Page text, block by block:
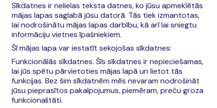
Sīkdatnes ir nelielas teksta datnes, ko jūsu apmeklētās
mājas lapas saglabā jūsu datorā. Tās tiek izmantotas,
lai nodrošinātu mājas lapas darbību, kā arī lai sniegtu
informāciju vietnes īpašniekiem.
Šī mājas lapa var iestatīt sekojošas sīkdatnes:
Funkcionālās sīkdatnes. Šīs sīkdatnes ir nepieciešamas,
lai jūs spētu pārvietoties mājas lapā un lietot tās
funkcijas. Bez šim sīkdatnēm mēs nevaram nodrošināt
jūsu pieprasītos pakalpojumus, piemēram, preču groza
funkcionalitāti.